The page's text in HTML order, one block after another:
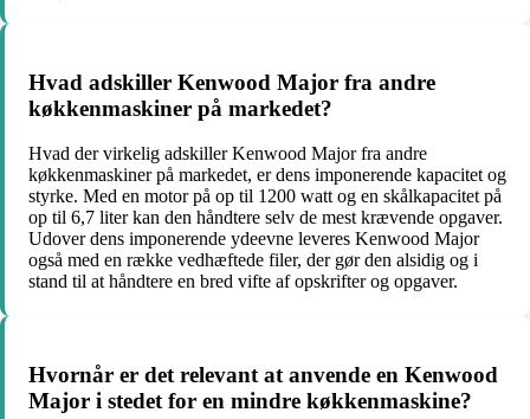
Hvad adskiller Kenwood Major fra andre
køkkenmaskiner på markedet?
Hvad der virkelig adskiller Kenwood Major fra andre
køkkenmaskiner på markedet, er dens imponerende kapacitet og
styrke. Med en motor på op til 1200 watt og en skålkapacitet på
op til 6,7 liter kan den håndtere selv de mest krævende opgaver.
Udover dens imponerende ydeevne leveres Kenwood Major
også med en række vedhæftede filer, der gør den alsidig og i
stand til at håndtere en bred vifte af opskrifter og opgaver.
Hvornår er det relevant at anvende en Kenwood
Major i stedet for en mindre køkkenmaskine?